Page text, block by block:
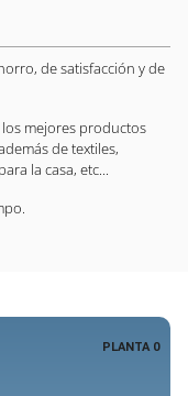
de satisfacción y de
mejores productos
de textiles,
la casa, etc...